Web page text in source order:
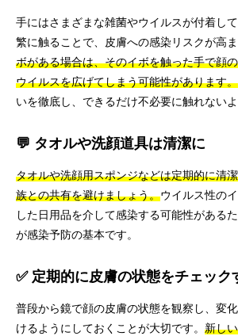
手にはさまざまな雑菌やウイルスが付着し
繁に触ることで、皮膚への感染リスクが高ま
ボがある場合は、そのイボを触った手で顔
ウイルスを広げてしまう可能性があります。
いを徹底し、できるだけ不必要に触れない
💬 タオルや洗顔道具は清潔に
タオルや洗顔用スポンジなどは定期的に清
族との共有を避けましょう。ウイルス性の
した日用品を介して感染する可能性がある
が感染予防の基本です。
✅ 定期的に皮膚の状態をチェック
普段から鏡で顔の皮膚の状態を観察し、変
けるようにしておくことが大切です。 新し